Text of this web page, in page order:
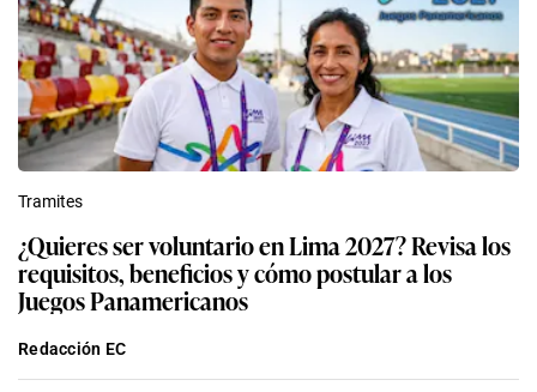
Tramites
¿Quieres ser voluntario en Lima 2027? Revisa los
requisitos, beneficios y cómo postular a los
Juegos Panamericanos
Redacción EC